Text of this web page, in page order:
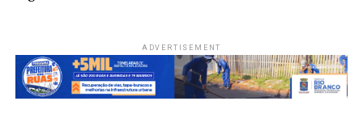
ADVERTISEMENT